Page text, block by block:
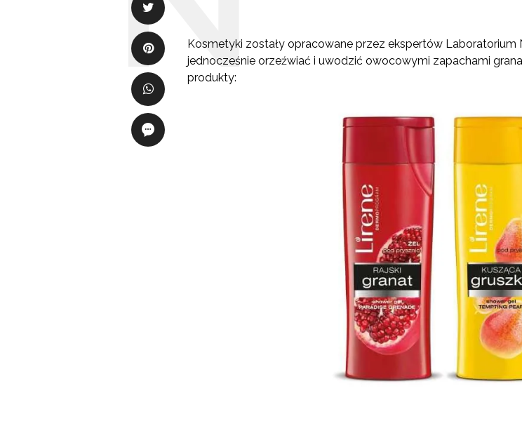
Kosmetyki zostały opracowane przez ekspertów
jednocześnie orzeźwiać i uwodzić owocowymi zapachami
produkty: